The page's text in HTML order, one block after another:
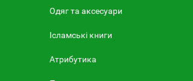
Одяг та аксесуари
Ісламські книги
Атрибутика